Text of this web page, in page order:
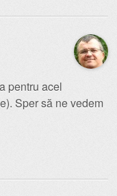
pentru acel
Sper să ne vedem